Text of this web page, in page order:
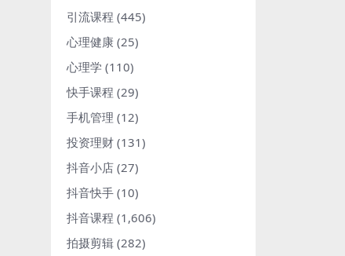
引流课程 (445)
心理健康 (25)
心理学 (110)
快手课程 (29)
手机管理 (12)
投资理财 (131)
抖音小店 (27)
抖音快手 (10)
抖音课程 (1,606)
拍摄剪辑 (282)